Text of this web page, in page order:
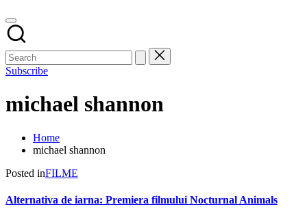
Subscribe
michael shannon
Home
michael shannon
Posted inFILME
Alternativa de iarna: Premiera filmului Nocturnal Animals